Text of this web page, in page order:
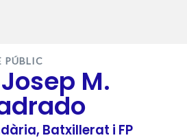
PÚBLIC
Josep M.
Batxillerat i FP